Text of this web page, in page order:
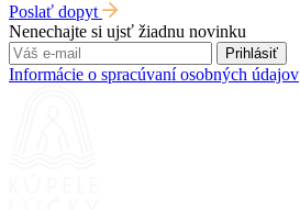
Poslať dopyt
Nenechajte si ujsť žiadnu novinku
Prihlásiť
Informácie o spracúvaní osobných údajov